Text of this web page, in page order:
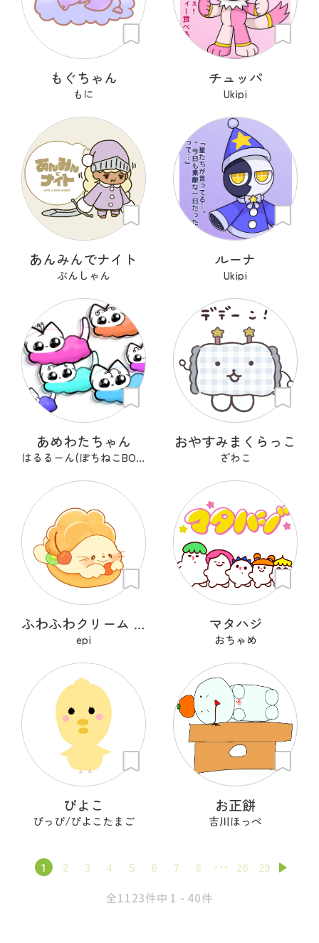
もぐちゃん
もに
チュッパ
Ukipi
あんみんでナイト
ぶんしゃん
ルーナ
Ukipi
あめわたちゃん
はるるーん(ぽちねこBOOKS)
おやすみまくらっこ
ざわこ
ふわふわクリーム あざらシュー
epi
マタハジ
おちゃめ
ぴよこ
ぴっぴ/ぴよこたまご
お正餅
吉川ほっぺ
1 2 3 4 5 6 7 8 28 29
全1123件中 1 - 40件